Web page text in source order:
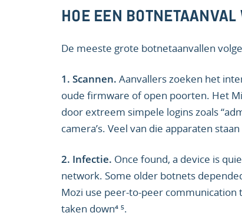
HOE EEN BOTNETAANVAL
De meeste grote botnetaanvallen
1. Scannen. Aanvallers zoeken het
oude firmware of open poorten. Het
door extreem simpele logins zoals
camera’s. Veel van die apparaten
2. Infectie. Once found, a device is
network. Some older botnets
Mozi use peer-to-peer
taken down⁴ ⁵.